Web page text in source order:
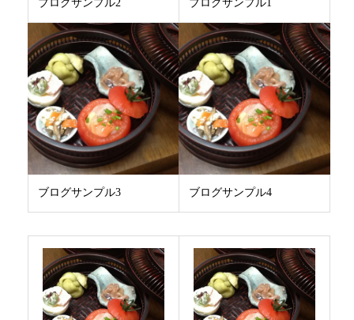
ブログサンプル2 ブログサンプル1
ブログサンプル3 ブログサンプル4